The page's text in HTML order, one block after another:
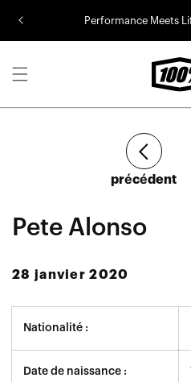
Performance Meets
Pete Alonso
28 janvier 2020
Article
précédent
Nationalité :
Date de naissance :